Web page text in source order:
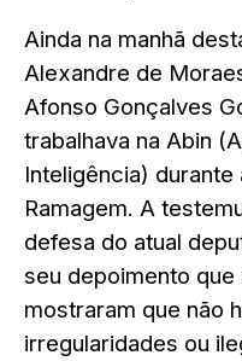
Ainda na manhã
Alexandre de
Afonso Gonçalves
trabalhava na Abin
Inteligência)
Ramagem. A
defesa do atual
seu depoimento
mostraram que não
irregularidades ou